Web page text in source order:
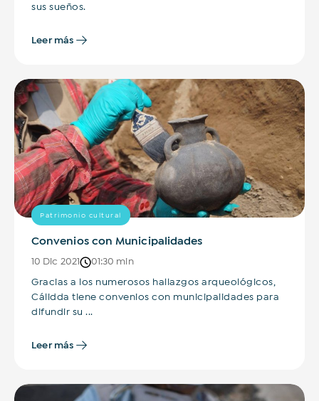
sus sueños.
Leer más
Patrimonio cultural
Convenios con Municipalidades
10 Dic 2021 01:30 min
Gracias a los numerosos hallazgos arqueológicos,
Cálidda tiene convenios con municipalidades para
difundir su ...
Leer más